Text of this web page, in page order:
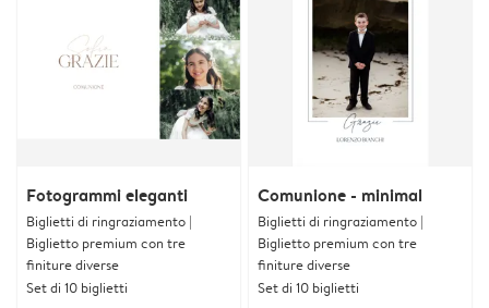
Fotogrammi eleganti
Biglietti di ringraziamento |
Biglietto premium con tre
finiture diverse
Set di 10 biglietti
Comunione - minimal
Biglietti di ringraziamento |
Biglietto premium con tre
finiture diverse
Set di 10 biglietti